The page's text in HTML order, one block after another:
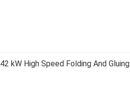
kW High Speed Folding And Gluing